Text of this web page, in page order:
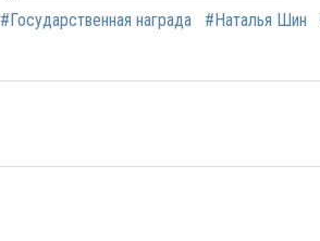
#Государственная награда #Наталья Шин